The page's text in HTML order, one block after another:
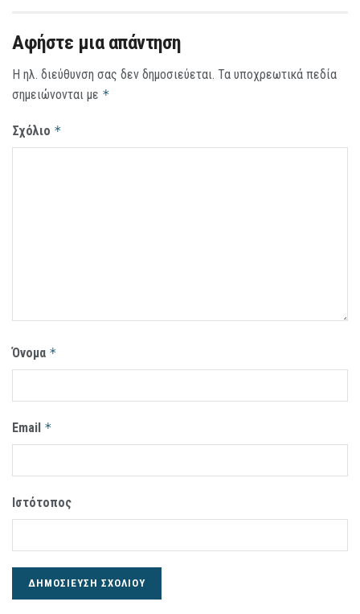
Αφήστε μια απάντηση
Η ηλ. διεύθυνση σας δεν δημοσιεύεται. Τα υποχρεωτικά πεδία
σημειώνονται με *
Σχόλιο *
Όνομα *
Email *
Ιστότοπος